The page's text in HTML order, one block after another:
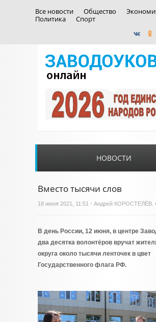
Все новости Общество
Политика
Спорт
НОВОСТИ
Вместо тысячи слов
18 июня 2021, 11:51 - Андрей КОРОСТЕЛЁВ.
В день России, 12 июня, в центре
два десятка волонтёров вручат
округа около тысячи ленточек в цвет
Государственного флага РФ.